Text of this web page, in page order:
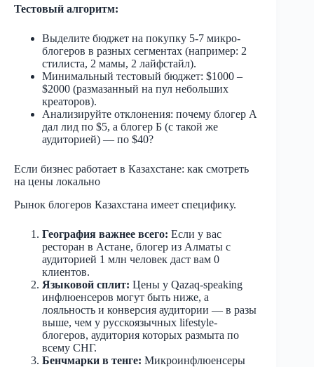
Тестовый алгоритм:
Выделите бюджет на покупку 5-7 микро-
блогеров в разных сегментах (например: 2
стилиста, 2 мамы, 2 лайфстайл).
Минимальный тестовый бюджет: $1000 –
$2000 (размазанный на пул небольших
креаторов).
Анализируйте отклонения: почему блогер А
дал лид по $5, а блогер Б (с такой же
аудиторией) — по $40?
Если бизнес работает в Казахстане: как смотреть
на цены локально
Рынок блогеров Казахстана имеет специфику.
География важнее всего: Если у вас
ресторан в Астане, блогер из Алматы с
аудиторией 1 млн человек даст вам 0
клиентов.
Языковой сплит: Цены у Qazaq-speaking
инфлюенсеров могут быть ниже, а
лояльность и конверсия аудитории — в разы
выше, чем у русскоязычных lifestyle-
блогеров, аудитория которых размыта по
всему СНГ.
Бенчмарки в тенге: Микроинфлюенсеры